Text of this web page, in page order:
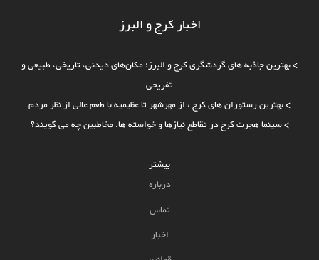
اخبار کرج و البرز
>بهترین جاذبه‌ های گردشگری کرج و البرز؛ مکان‌های دیدنی، تاریخی، طبیعی و
تفریحی
>بهترین رستوران های کرج ، از مهرشهر تا عظیمیه با طعم عالی از نظر مردم
>سینما هجرت کرج در تقاطع نیازها و خواسته ها. مخاطبین چه می گویند؟
بیشتر
درباره
تماس
اخبار